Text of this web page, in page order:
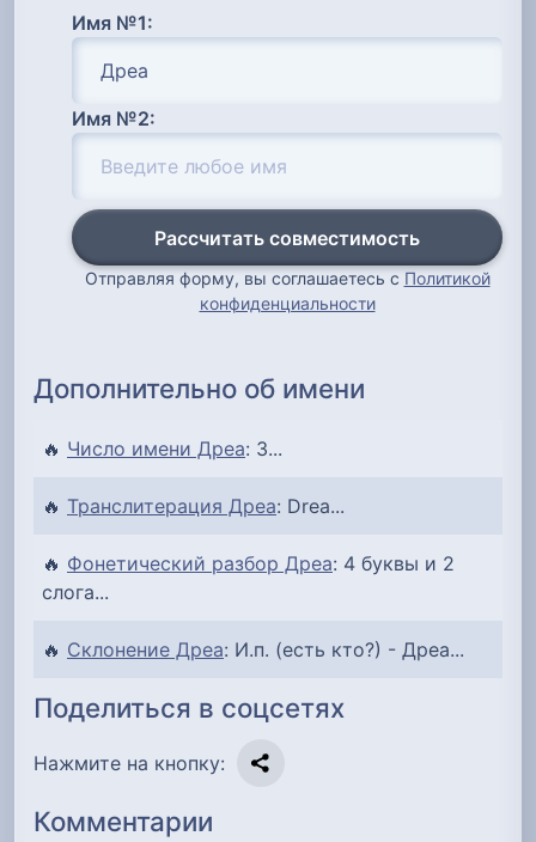
Имя №1:
Имя №2:
Рассчитать совместимость
Отправляя форму, вы соглашаетесь с Политикой
конфиденциальности
Дополнительно об имени
🔥 Число имени Дреа: 3...
🔥 Транслитерация Дреа: Drea...
🔥 Фонетический разбор Дреа: 4 буквы и 2
слога...
🔥 Склонение Дреа: И.п. (есть кто?) - Дреа...
Поделиться в соцсетях
Нажмите на кнопку:
Комментарии